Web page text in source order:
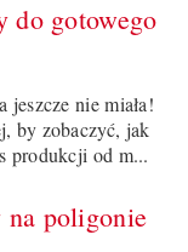
do gotowego
nie miała!
by zobaczyć, jak
produkcji od m...
poligonie